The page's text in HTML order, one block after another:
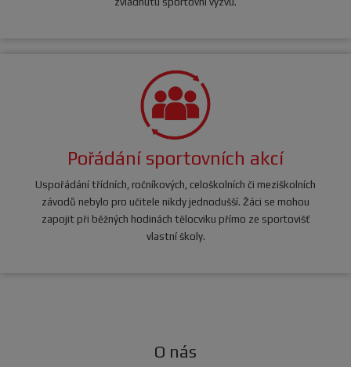
Pořádání sportovních akcí
Uspořádání třídních, ročníkových, celoškolních či meziškolních
závodů nebylo pro učitele nikdy jednodušší. Žáci se mohou
zapojit při běžných hodinách tělocviku přímo ze sportovišť
vlastní školy.
O nás